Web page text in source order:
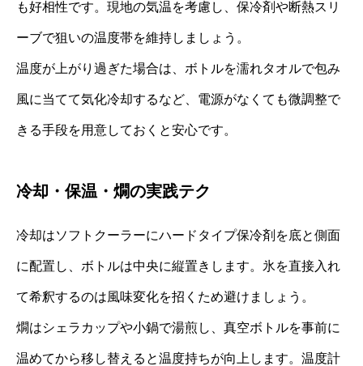
も好相性です。現地の気温を考慮し、保冷剤や断熱スリ
ーブで狙いの温度帯を維持しましょう。
温度が上がり過ぎた場合は、ボトルを濡れタオルで包み
風に当てて気化冷却するなど、電源がなくても微調整で
きる手段を用意しておくと安心です。
冷却・保温・燗の実践テク
冷却はソフトクーラーにハードタイプ保冷剤を底と側面
に配置し、ボトルは中央に縦置きします。氷を直接入れ
て希釈するのは風味変化を招くため避けましょう。
燗はシェラカップや小鍋で湯煎し、真空ボトルを事前に
温めてから移し替えると温度持ちが向上します。温度計